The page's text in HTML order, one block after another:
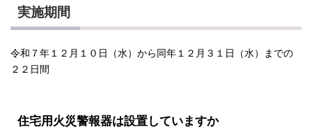
実施期間
令和７年１２月１０日（水）から同年１２月３１日（水）までの
２２日間
住宅用火災警報器は設置していますか